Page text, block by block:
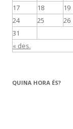
« des.
17
18 19
24
25 26
31
QUINA HORA ÉS?